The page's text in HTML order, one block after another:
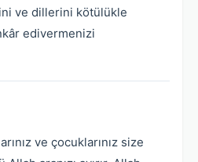
ve dillerini kötülükle
edivermenizi
ve çocuklarınız size